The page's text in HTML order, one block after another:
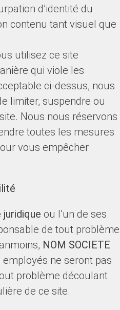
d’identité du
contenu tant visuel que
utilisez ce site
qui viole les
ci-dessus, nous
limiter, suspendre ou
Nous nous réservons
toutes les mesures
vous empêcher
juridique ou l’un de ses
de tout problème
NOM SOCIETE
employés ne seront pas
problème découlant
de ce site.